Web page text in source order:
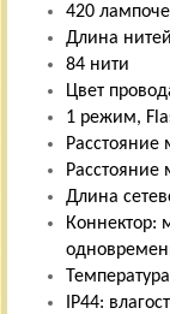
420
Длина
84 нити
Цвет
1 режим,
Длина
Коннектор:
IP44: